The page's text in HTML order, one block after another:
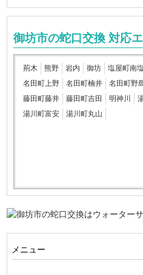
御坊市の蛇口交換 対応
荊木 熊野 岩内 御坊 塩屋町南
名田町上野
名田町楠井 名田町野
藤田町藤井
藤田町吉田 明神川
湯川町富安
湯川町丸山
メニュー